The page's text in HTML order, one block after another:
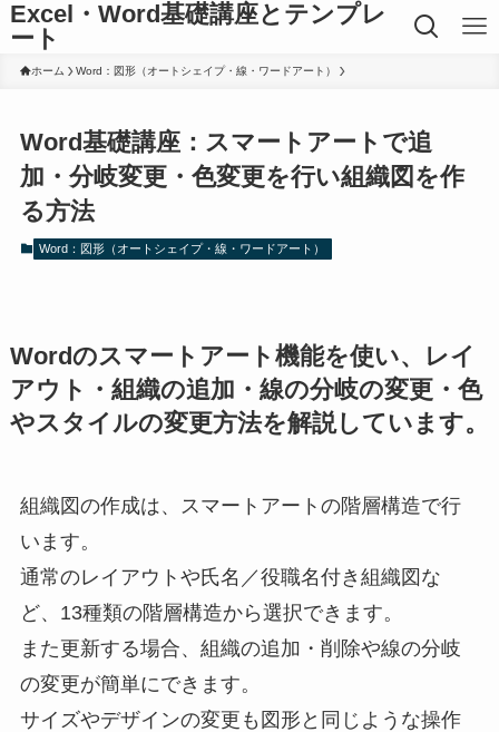
Excel・Word基礎講座とテンプレ
ート
ホーム Word：図形（オートシェイプ・線・ワードアート）
Word基礎講座：スマートアートで追
加・分岐変更・色変更を行い組織図を作
る方法
Word：図形（オートシェイプ・線・ワードアート）
Wordのスマートアート機能を使い、レイ
アウト・組織の追加・線の分岐の変更・色
やスタイルの変更方法を解説しています。
組織図の作成は、スマートアートの階層構造で行
います。
通常のレイアウトや氏名／役職名付き組織図な
ど、13種類の階層構造から選択できます。
また更新する場合、組織の追加・削除や線の分岐
の変更が簡単にできます。
サイズやデザインの変更も図形と同じような操作